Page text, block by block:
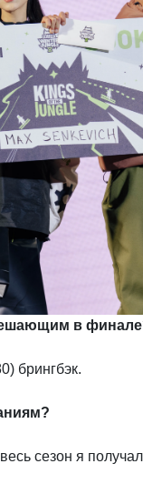
в
брингбэк.
сезон я